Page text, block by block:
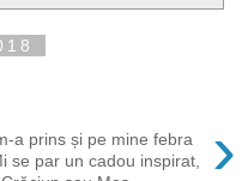
›
a prins și pe mine febra
se par un cadou inspirat,